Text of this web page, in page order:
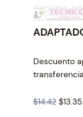
Descuento
$14.42 O
$13.35